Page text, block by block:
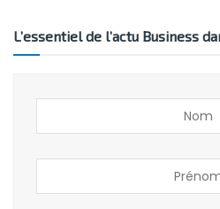
L’essentiel de l’actu Business